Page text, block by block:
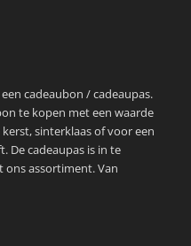
cadeaubon / cadeaupas.
te kopen met een waarde
sinterklaas of voor een
De cadeaupas is in te
ons assortiment. Van